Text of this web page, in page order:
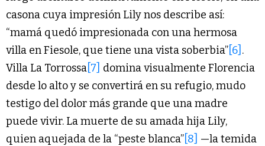
casona cuya impresión Lily nos describe así:
“mamá quedó impresionada con una hermosa
villa en Fiesole, que tiene una vista soberbia” [6] .
Villa La Torrossa [7] domina visualmente Florencia
desde lo alto y se convertirá en su refugio, mudo
testigo del dolor más grande que una madre
puede vivir. La muerte de su amada hija Lily,
quien aquejada de la “peste blanca” [8] —la temida